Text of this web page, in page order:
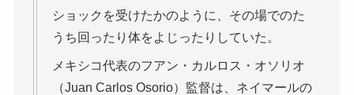
ショックを受けたかのように、その場でのた
うち回ったり体をよじったりしていた。
メキシコ代表のフアン・カルロス・オソリオ
（Juan Carlos Osorio）監督は、ネイマールの